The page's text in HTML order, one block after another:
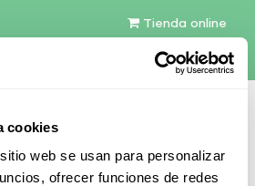
cookies
web se usan para personalizar
ofrecer funciones de redes
Tienda online
Español
Contáctenos